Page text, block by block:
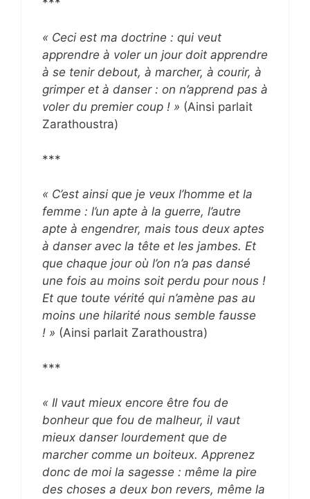
« Ceci est ma doctrine : qui veut
apprendre à voler un jour doit apprendre
à se tenir debout, à marcher, à courir, à
grimper et à danser : on n’apprend pas à
voler du premier coup ! » (Ainsi parlait
Zarathoustra)
***
« C’est ainsi que je veux l’homme et la
femme : l’un apte à la guerre, l’autre
apte à engendrer, mais tous deux aptes
à danser avec la tête et les jambes. Et
que chaque jour où l’on n’a pas dansé
une fois au moins soit perdu pour nous !
Et que toute vérité qui n’amène pas au
moins une hilarité nous semble fausse
! » (Ainsi parlait Zarathoustra)
***
« Il vaut mieux encore être fou de
bonheur que fou de malheur, il vaut
mieux danser lourdement que de
marcher comme un boiteux. Apprenez
donc de moi la sagesse : même la pire
des choses a deux bon revers, même la